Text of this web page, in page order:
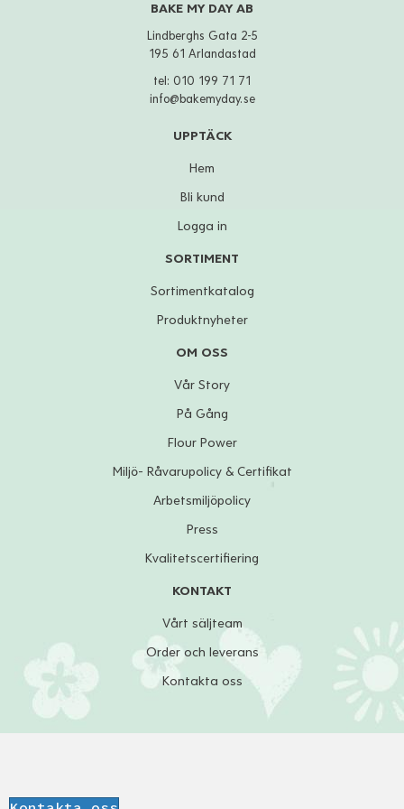
BAKE MY DAY AB
Lindberghs Gata 2-5
195 61 Arlandastad
tel: 010 199 71 71
info@bakemyday.se
UPPTÄCK
Hem
Bli kund
Logga in
SORTIMENT
Sortimentkatalog
Produktnyheter
OM OSS
Vår Story
På Gång
Flour Power
Miljö- Råvarupolicy & Certifikat
Arbetsmiljöpolicy
Press
Kvalitetscertifiering
KONTAKT
Vårt säljteam
Order och leverans
Kontakta oss